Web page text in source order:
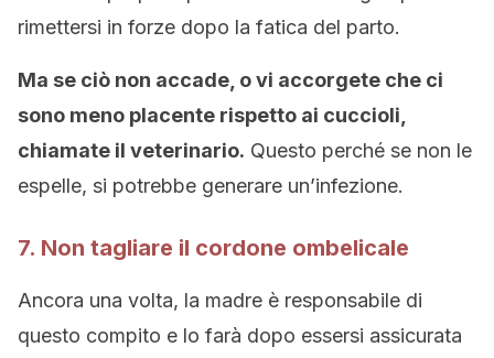
rimettersi in forze dopo la fatica del parto.
Ma se ciò non accade, o vi accorgete che ci
sono meno placente rispetto ai cuccioli,
chiamate il veterinario. Questo perché se non le
espelle, si potrebbe generare un’infezione.
7. Non tagliare il cordone ombelicale
Ancora una volta, la madre è responsabile di
questo compito e lo farà dopo essersi assicurata